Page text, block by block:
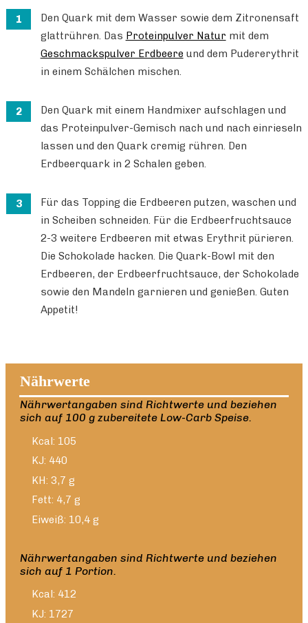
Den Quark mit dem Wasser sowie dem Zitronensaft
glattrühren. Das Proteinpulver Natur mit dem
Geschmackspulver Erdbeere und dem Pudererythrit
in einem Schälchen mischen.
Den Quark mit einem Handmixer aufschlagen und
das Proteinpulver-Gemisch nach und nach einrieseln
lassen und den Quark cremig rühren. Den
Erdbeerquark in 2 Schalen geben.
Für das Topping die Erdbeeren putzen, waschen und
in Scheiben schneiden. Für die Erdbeerfruchtsauce
2-3 weitere Erdbeeren mit etwas Erythrit pürieren.
Die Schokolade hacken. Die Quark-Bowl mit den
Erdbeeren, der Erdbeerfruchtsauce, der Schokolade
sowie den Mandeln garnieren und genießen. Guten
Appetit!
Nährwerte
Nährwertangaben sind Richtwerte und beziehen
sich auf 100 g zubereitete Low-Carb Speise.
Kcal: 105
KJ: 440
KH: 3,7 g
Fett: 4,7 g
Eiweiß: 10,4 g
Nährwertangaben sind Richtwerte und beziehen
sich auf 1 Portion.
Kcal: 412
KJ: 1727